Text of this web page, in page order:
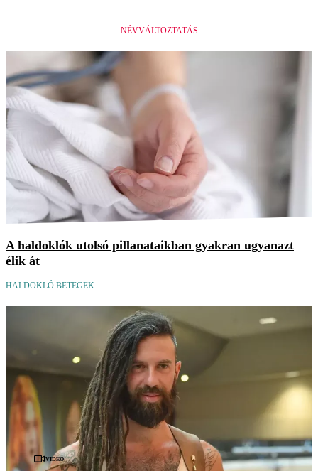
NÉVVÁLTOZTATÁS
A haldoklók utolsó pillanataikban gyakran ugyanazt
élik át
HALDOKLÓ BETEGEK
Videó